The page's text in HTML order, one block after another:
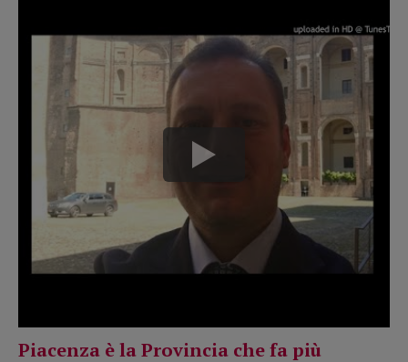
Piacenza è la Provincia che fa più